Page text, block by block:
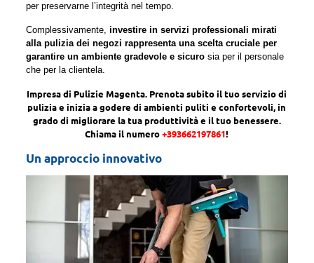
per preservarne l’integrità nel tempo.
Complessivamente, investire in servizi professionali mirati
alla pulizia dei negozi rappresenta una scelta cruciale per
garantire un ambiente gradevole e sicurosia per il personale
che per la clientela.
Impresa di Pulizie Magenta. Prenota subito il tuo servizio di
pulizia e inizia a godere di ambienti puliti e confortevoli, in
grado di migliorare la tua produttività e il tuo benessere.
Chiama il numero +393662197861!
Un approccio innovativo